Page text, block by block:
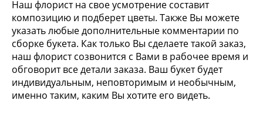
Наш флорист на свое усмотрение составит
композицию и подберет цветы. Также Вы можете
указать любые дополнительные комментарии по
сборке букета. Как только Вы сделаете такой заказ,
наш флорист созвонится с Вами в рабочее время и
обговорит все детали заказа. Ваш букет будет
индивидуальным, неповторимым и необычным,
именно таким, каким Вы хотите его видеть.